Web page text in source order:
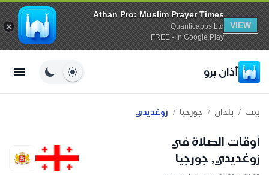
Athan Pro: Muslim Prayer Times
Quanticapps Ltd
FREE - In Google Play
VIEW
أذان برو
بيت / بلدان / جورجيا / زوغديدي
أوقات الصلاة في
زوغديدي, جورجيا